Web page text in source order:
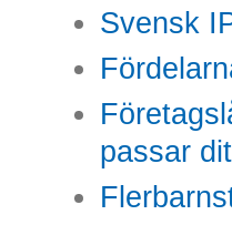
Svensk
passar